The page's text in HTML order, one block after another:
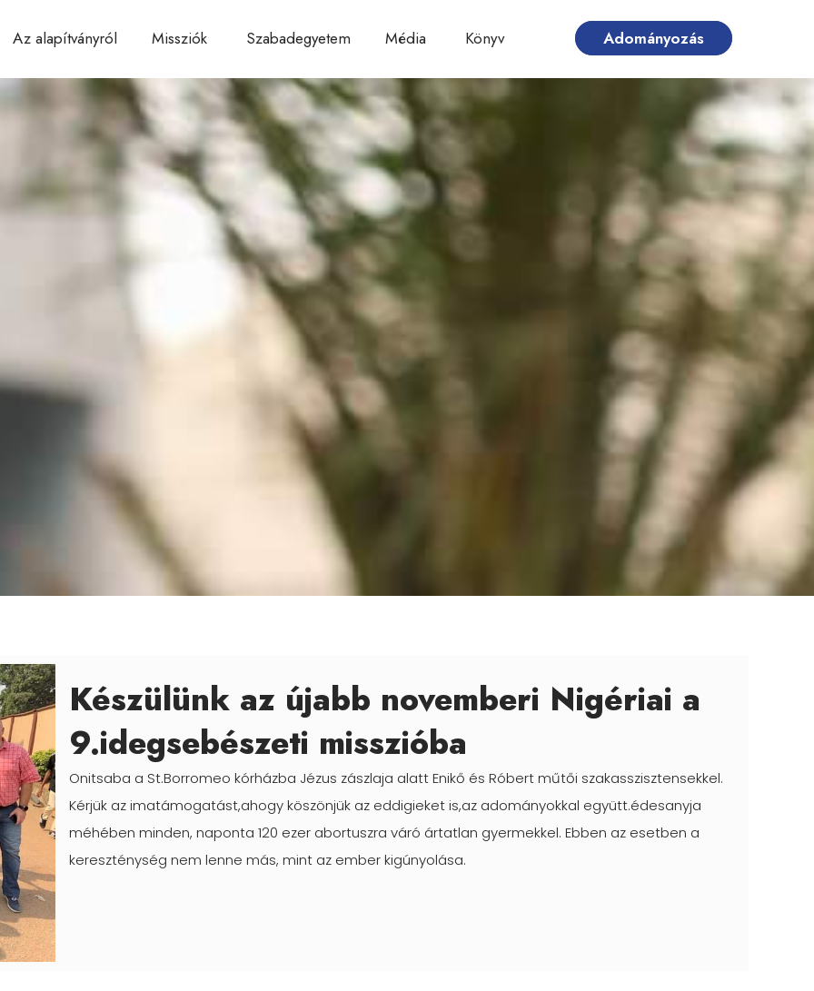
Az alapítványról Missziók Szabadegyetem Média Könyv Adományozás
Készülünk az újabb novemberi Nigériai a
9.idegsebészeti misszióba
Onitsaba a St.Borromeo kórházba Jézus zászlaja alatt Enikő és Róbert műtői szakasszisztensekkel.
Kérjük az imatámogatást,ahogy köszönjük az eddigieket is,az adományokkal együtt.édesanyja
méhében minden, naponta 120 ezer abortuszra váró ártatlan gyermekkel. Ebben az esetben a
kereszténység nem lenne más, mint az ember kigúnyolása.